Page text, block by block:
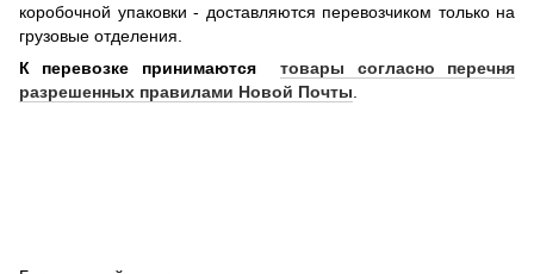
коробочной упаковки - доставляются перевозчиком только на
грузовые отделения.
К перевозке принимаютсятовары согласно перечня
разрешенных правилами Новой Почты.